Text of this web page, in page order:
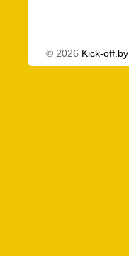
© 2026 Kick-off.by